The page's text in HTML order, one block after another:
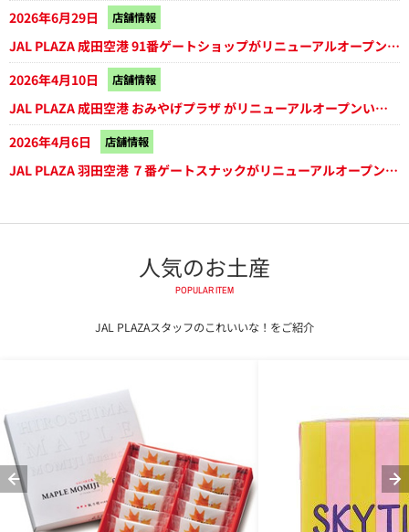
2026年6月29日
店舗情報
JAL PLAZA 成田空港 91番ゲートショップがリニューアルオープンいたしました
2026年4月10日
店舗情報
JAL PLAZA 成田空港 おみやげプラザ がリニューアルオープンいたしました
2026年4月6日
店舗情報
JAL PLAZA 羽田空港 ７番ゲートスナックがリニューアルオープンいたしました
人気のお土産
POPULAR ITEM
JAL PLAZAスタッフのこれいいな！をご紹介